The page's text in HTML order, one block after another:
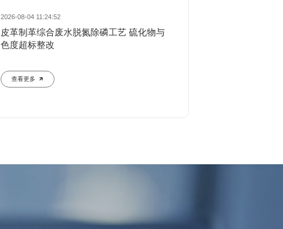
2026-08-04 11:24:52
皮革制革综合废水脱氮除磷工艺 硫化物与
色度超标整改
查看更多